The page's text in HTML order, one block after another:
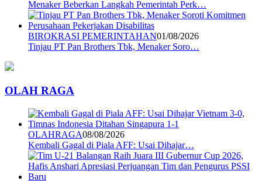
Menaker Beberkan Langkah Pemerintah Perk…
BIROKRASI PEMERINTAHAN01/08/2026
Tinjau PT Pan Brothers Tbk, Menaker Soro…
OLAH RAGA
OLAHRAGA08/08/2026
Kembali Gagal di Piala AFF: Usai Dihajar…